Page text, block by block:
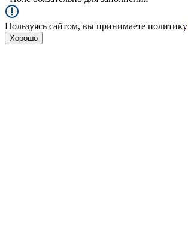
Пользуясь сайтом, вы принимаете политику
Хорошо